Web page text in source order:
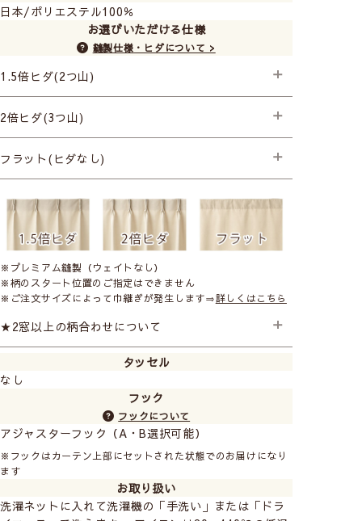
日本/ポリエステル100％
お選びいただける仕様
縫製仕様・ヒダについて >
1.5倍ヒダ(2つ山)
├プレミアム縫製
2倍ヒダ(3つ山)
├プレミアム縫製
フラット(ヒダなし)
├プレミアム縫製
※プレミアム縫製（ウェイトなし）
※柄のスタート位置のご指定はできません
※ご注文サイズによって巾継ぎが発生します⇒詳しくはこちら
★2窓以上の柄合わせについて
2窓以上のご注文で柄のスタート位置を合わせたい場合は
追加料金となります。ご注文の際に備考欄にご記入くだ
さい。 ご注文後金額を変更させていただきます。
2窓の柄合わせ +1,500円
3窓の柄合わせ +3,000円
タッセル
なし
フック
フックについて
アジャスターフック（A・B選択可能）
※フックはカーテン上部にセットされた状態でのお届けになり
ます
お取り扱い
洗濯ネットに入れて洗濯機の「手洗い」または「ドラ